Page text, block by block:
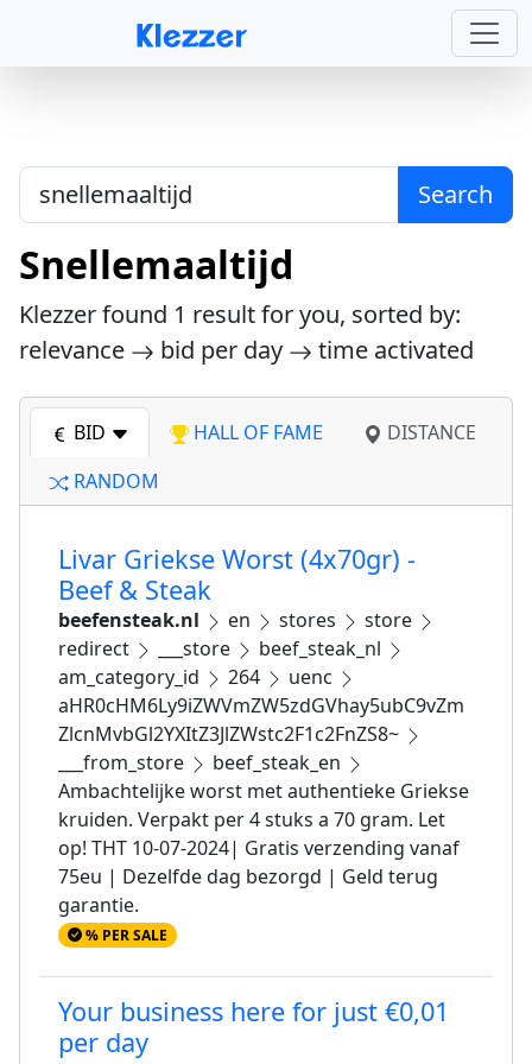
Search
Snellemaaltijd
Klezzer found 1 result for you, sorted by:
relevance
bid per day time activated
BID HALL OF FAME
DISTANCE
RANDOM
Livar Griekse Worst (4x70gr) -
Beef & Steak
beefensteak.nl en stores
store
redirect
___store
beef_steak_nl
am_category_id
264
uenc
aHR0cHM6Ly9iZWVmZW5zdGVhay5ubC9vZm
ZlcnMvbGl2YXItZ3JlZWstc2F1c2FnZS8~
___from_store
beef_steak_en
Ambachtelijke worst met authentieke Griekse
kruiden. Verpakt per 4 stuks a 70 gram. Let
op! THT 10-07-2024| Gratis verzending vanaf
75eu | Dezelfde dag bezorgd | Geld terug
garantie.
% PER SALE
Your business here for just €0,01
per day